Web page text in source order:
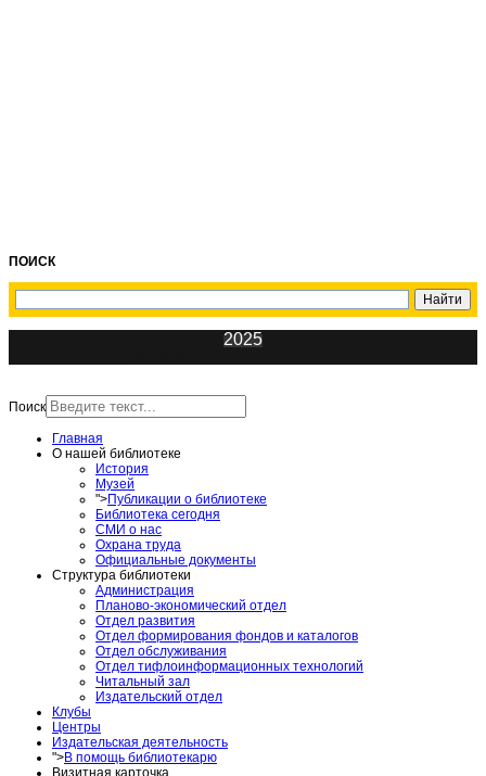
ПОИСК
2025
Поиск
Главная
О нашей библиотеке
История
Музей
">Публикации о библиотеке
Библиотека сегодня
СМИ о нас
Охрана труда
Официальные документы
Структура библиотеки
Администрация
Планово-экономический отдел
Отдел развития
Отдел формирования фондов и каталогов
Отдел обслуживания
Отдел тифлоинформационных технологий
Читальный зал
Издательский отдел
Клубы
Центры
Издательская деятельность
">В помощь библиотекарю
Визитная карточка